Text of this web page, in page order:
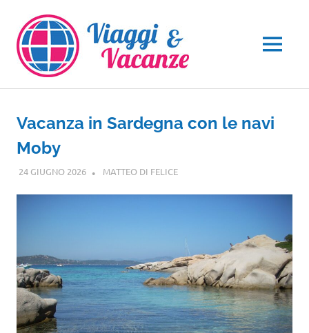
contenuto
MENU
Vacanza in Sardegna con le navi
Moby
24 GIUGNO 2026 MATTEO DI FELICESARDEGNA